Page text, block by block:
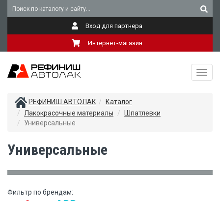
Вход для партнера
Интернет-магазин
РЕФИНИШ АВТОЛАК
Каталог
Лакокрасочные материалы
Шпатлевки
Универсальные
Универсальные
Фильтр по брендам: